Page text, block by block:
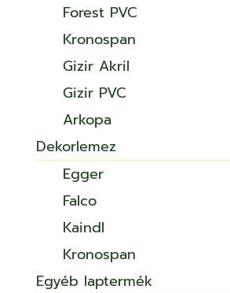
Forest PVC
Kronospan
Gizir Akril
Gizir PVC
Arkopa
Dekorlemez
Egger
Falco
Kaindl
Kronospan
Egyéb laptermék